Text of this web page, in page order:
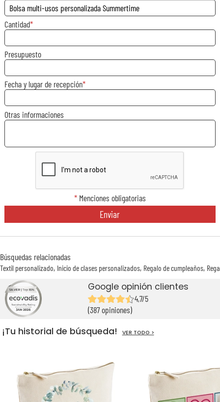
Cantidad
Presupuesto
Fecha y lugar de recepción
Otras informaciones
*Menciones obligatorias
Enviar
Búsquedas relacionadas
Textil personalizado Inicio de clases personalizados Regalo de cumpleaños
Google opinión clientes
4,7/5
(387 opiniones)
¡Tu historial de búsqueda! VER TODO >